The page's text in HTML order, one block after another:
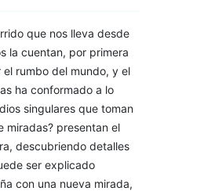
que nos lleva desde
la cuentan, por primera
rumbo del mundo, y el
ha conformado a lo
singulares que toman
miradas? presentan el
descubriendo detalles
ser explicado
con una nueva mirada,